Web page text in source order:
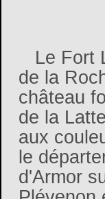
Le Fort
de la
château
de la
aux
le
d'Armor